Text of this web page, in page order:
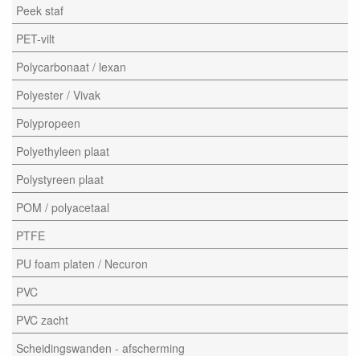
Peek staf
PET-vilt
Polycarbonaat / lexan
Polyester / Vivak
Polypropeen
Polyethyleen plaat
Polystyreen plaat
POM / polyacetaal
PTFE
PU foam platen / Necuron
PVC
PVC zacht
Scheidingswanden - afscherming